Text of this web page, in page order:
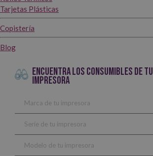
Tarjetas Plásticas
Copistería
Blog
ENCUENTRA LOS CONSUMIBLES DE TU
IMPRESORA